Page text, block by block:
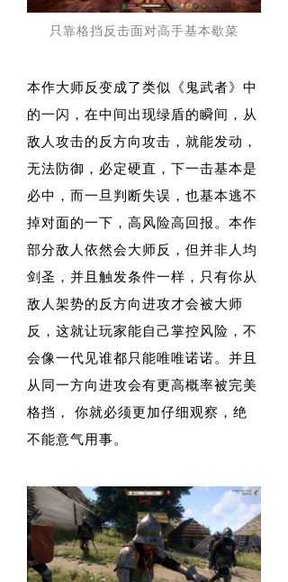
只靠格挡反击面对高手基本歇菜
本作大师反变成了类似《鬼武者》中
的一闪，在中间出现绿盾的瞬间，从
敌人攻击的反方向攻击，就能发动，
无法防御，必定硬直，下一击基本是
必中，而一旦判断失误，也基本逃不
掉对面的一下，高风险高回报。本作
部分敌人依然会大师反，但并非人均
剑圣，并且触发条件一样，只有你从
敌人架势的反方向进攻才会被大师
反，这就让玩家能自己掌控风险，不
会像一代见谁都只能唯唯诺诺。并且
从同一方向进攻会有更高概率被完美
格挡， 你就必须更加仔细观察，绝
不能意气用事。